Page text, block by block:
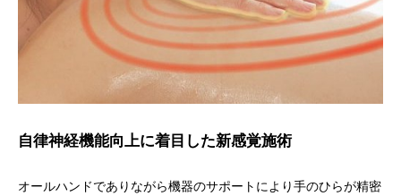
自律神経機能向上に着目した新感覚施術
オールハンドでありながら機器のサポートにより手のひらが精密